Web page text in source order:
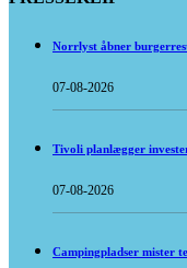
Norrlyst åbner
07-08-2026
Tivoli planlægger
07-08-2026
Campingpladser mister